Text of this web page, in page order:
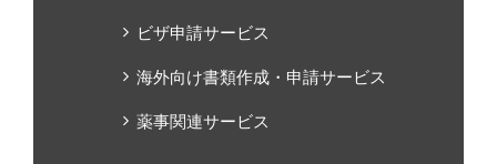
ビザ申請サービス
海外向け書類作成・申請サービス
薬事関連サービス